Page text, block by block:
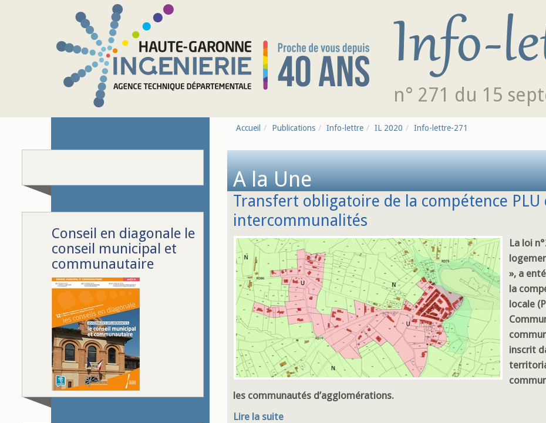
n° 271 du 15
Conseil en diagonale le
conseil municipal et
communautaire
Accueil Publications Info-lettre IL 2020 Info-lettre-271
A la Une
Transfert obligatoire de la compétence
intercommunalités
La loi
», a
la
locale
inscrit
les communautés d’agglomérations.
Lire la suite